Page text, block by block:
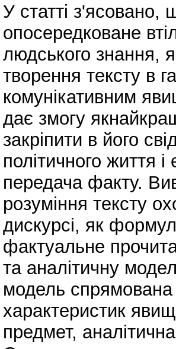
У статті з'ясовано,
опосередковане
людського знання,
творення тексту в
комунікативним
дає змогу
закріпити в його
політичного життя
передача факту.
розуміння тексту
дискурсі, як
фактуальне
та аналітичну
модель спрямована
характеристик
предмет,